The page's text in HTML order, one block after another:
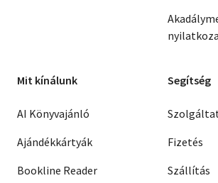
Mit kínálunk
AI Könyvajánló
Ajándékkártyák
Bookline Reader
Segítség
Fizetés
Szállítás